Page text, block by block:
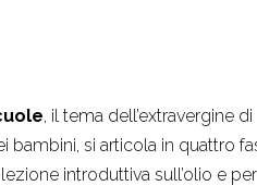
, il tema dell’extravergine di
bambini, si articola in quattro
introduttiva sull’olio e per